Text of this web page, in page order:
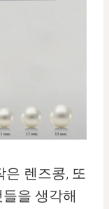
은 렌즈콩, 또
을 생각해